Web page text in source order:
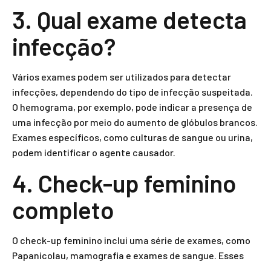
3. Qual exame detecta
infecção?
Vários exames podem ser utilizados para detectar
infecções, dependendo do tipo de infecção suspeitada.
O hemograma, por exemplo, pode indicar a presença de
uma infecção por meio do aumento de glóbulos brancos.
Exames específicos, como culturas de sangue ou urina,
podem identificar o agente causador.
4. Check-up feminino
completo
O check-up feminino inclui uma série de exames, como
Papanicolau, mamografia e exames de sangue. Esses